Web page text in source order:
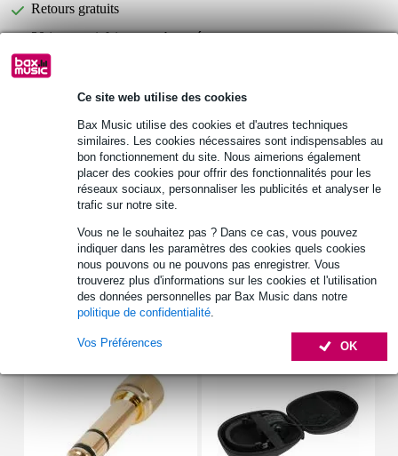
Ce site web utilise des cookies
Bax Music utilise des cookies et d'autres techniques
similaires. Les cookies nécessaires sont indispensables au
bon fonctionnement du site. Nous aimerions également
placer des cookies pour offrir des fonctionnalités pour les
réseaux sociaux, personnaliser les publicités et analyser le
trafic sur notre site.
Vous ne le souhaitez pas ? Dans ce cas, vous pouvez
indiquer dans les paramètres des cookies quels cookies
nous pouvons ou ne pouvons pas enregistrer. Vous
trouverez plus d'informations sur les cookies et l'utilisation
des données personnelles par Bax Music dans notre
politique de confidentialité
OK
Vos Préférences
Retours gratuits
30 jours satisfait ou remboursé
Informations
casque stéréo fermé
transducteurs de 50 mm avec aimant cobalt
écouteurs pliables
Afficher toutes les caractéristiques du produit
Accessoires (7)